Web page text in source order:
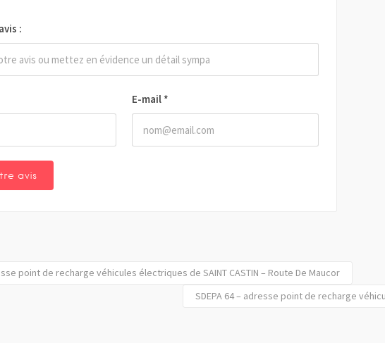
E-mail *
:
point de recharge véhicules électriques de SAINT CASTIN – Route De Maucor
SDEPA 64 – adresse point de recharge